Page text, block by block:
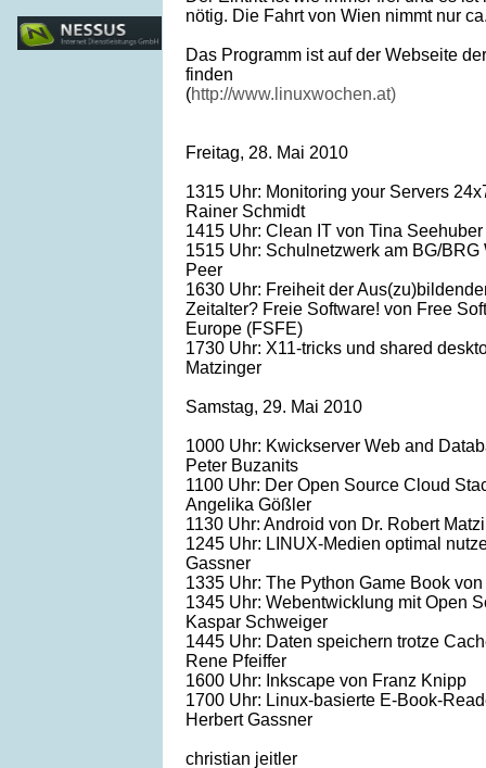
nötig. Die Fahrt von Wien nimmt nur
Das Programm ist auf der Webseite
finden
(http://www.linuxwochen.at)
Freitag, 28. Mai 2010
1315 Uhr: Monitoring your Servers
Rainer Schmidt
1415 Uhr: Clean IT von Tina Seehuber
1515 Uhr: Schulnetzwerk am BG/BRG
Peer
1630 Uhr: Freiheit der
Zeitalter? Freie Software! von Free
Europe (FSFE)
1730 Uhr: X11-tricks und shared
Matzinger
Samstag, 29. Mai 2010
1000 Uhr: Kwickserver Web and
Peter Buzanits
1100 Uhr: Der Open Source Cloud
Angelika Gößler
1130 Uhr: Android von Dr. Robert
1245 Uhr: LINUX-Medien optimal
Gassner
1335 Uhr: The Python Game Book
1345 Uhr: Webentwicklung mit Open
Kaspar Schweiger
1445 Uhr: Daten speichern trotze
Rene Pfeiffer
1600 Uhr: Inkscape von Franz Knipp
1700 Uhr: Linux-basierte E-Book-
Herbert Gassner
christian jeitler